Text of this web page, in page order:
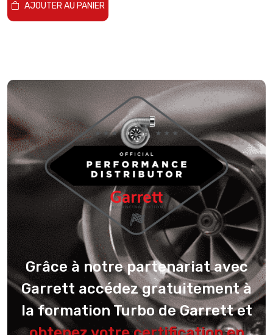
AJOUTER AU PANIER
Grâce à notre partenariat avec
Garrett accédez gratuitement à
la formation Turbo de Garrett et